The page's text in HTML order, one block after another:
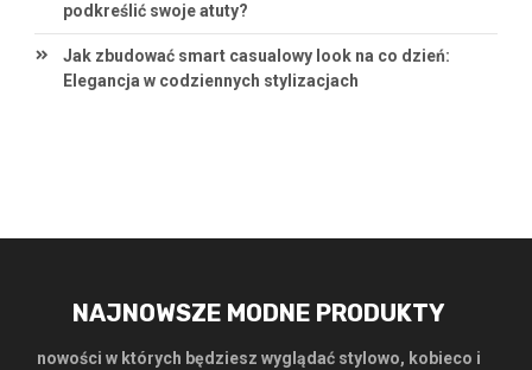
podkreślić swoje atuty?
Jak zbudować smart casualowy look na co dzień:
Elegancja w codziennych stylizacjach
NAJNOWSZE MODNE PRODUKTY
nowości w których będziesz wyglądać stylowo, kobieco i